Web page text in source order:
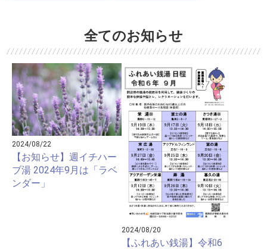
全てのお知らせ
2024/08/22
【お知らせ】週イチハー
ブ湯 2024年9月は「ラベ
ンダー」
2024/08/20
【ふれあい銭湯】令和6